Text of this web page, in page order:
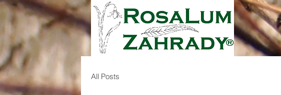
All Posts